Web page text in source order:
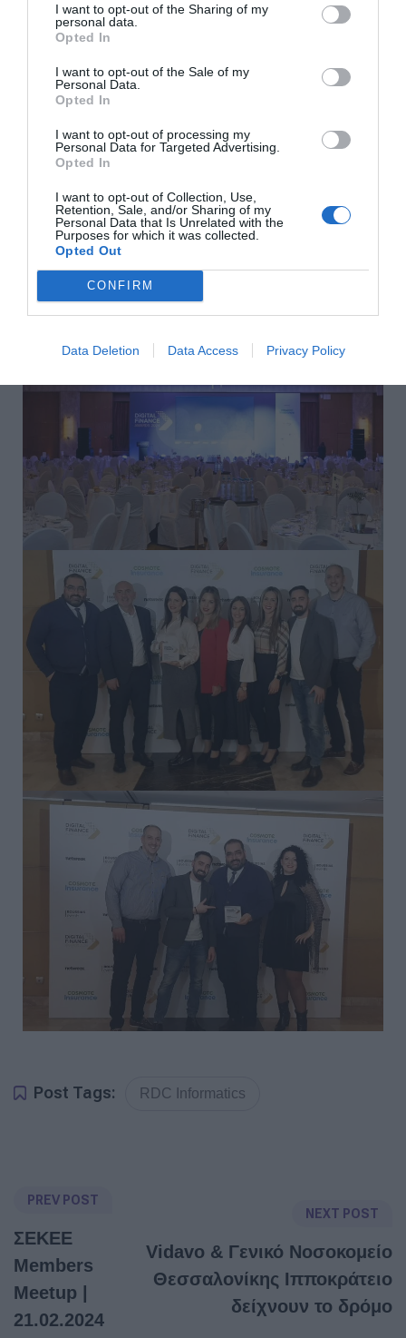
I want to opt-out of the Sharing of my
personal data.
Opted In
I want to opt-out of the Sale of my
Personal Data.
Opted In
I want to opt-out of processing my
Personal Data for Targeted Advertising.
Opted In
I want to opt-out of Collection, Use,
Retention, Sale, and/or Sharing of my
Personal Data that Is Unrelated with the
Purposes for which it was collected.
Opted Out
CONFIRM
Data Deletion Data Access Privacy Policy
χρήστη μία μοναδική εμπειρία περιήγησης από το
κινητό του τηλέφωνο και τον υπολογιστή, έως τα
πιο σύγχρονα VR Headsets της αγοράς,
ενεργοποιώντας αυτόματα τις ανάλογες
Επιπρόσθετα, οι τεχνολογίες που
χρησιμοποιήθηκαν στην ανάπτυξη του Ψηφιακού
Μουσείου ΜΙΝΕΤΤΑ είναι future-proof,
επιτρέποντας στο μέλλον τον εμπλουτισμό του
πολυχώρου, με νέες λειτουργίες και υλικό
αλληλεπίδρασης.
Post Tags: RDC Informatics
PREV POST
ΣΕΚΕΕ
Members
Meetup |
21.02.2024
NEXT POST
Vidavo & Γενικό Νοσοκομείο
Θεσσαλονίκης Ιπποκράτειο
δείχνουν το δρόμο